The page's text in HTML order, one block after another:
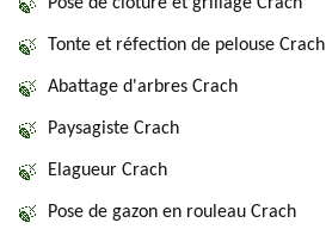
Tonte et réfection de pelouse Crach
Abattage d'arbres Crach
Paysagiste Crach
Elagueur Crach
Pose de gazon en rouleau Crach